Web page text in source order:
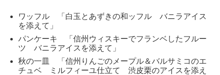
ワッフル 「白玉とあずきの和ッフル バニラアイス
を添えて」
パンケーキ 「信州ウィスキーでフランベしたフルー
ツ バニラアイスを添えて」
秋の一皿 「信州りんごのメープル＆バルサミコのエ
チュベ ミルフィーユ仕立て 渋皮栗のアイスを添え